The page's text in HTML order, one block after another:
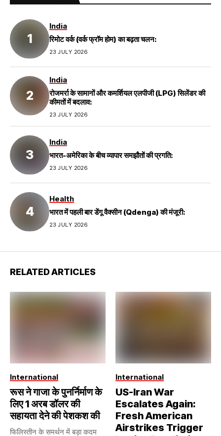
India
रिमोट वर्क (वर्क फ्रॉम होम) का बढ़ता चलन:
23 JULY 2026
India
रोजमर्रा के सामानों और कमर्शियल एलपीजी (LPG) सिलेंडर की
कीमतों में बदलाव:
23 JULY 2026
India
भारत-अमेरिका के बीच व्यापार समझौतों की प्रगति:
23 JULY 2026
Health
भारत में पहली बार डेंगू वैक्सीन (Qdenga) की मंजूरी:
23 JULY 2026
RELATED ARTICLES
International
रूस ने गाजा के पुनर्निर्माण के
लिए 1 अरब डॉलर की
सहायता देने की पेशकश की
फिलिस्तीन के समर्थन में बड़ा कदम
International
US-Iran War
Escalates Again:
Fresh American
Airstrikes Trigger